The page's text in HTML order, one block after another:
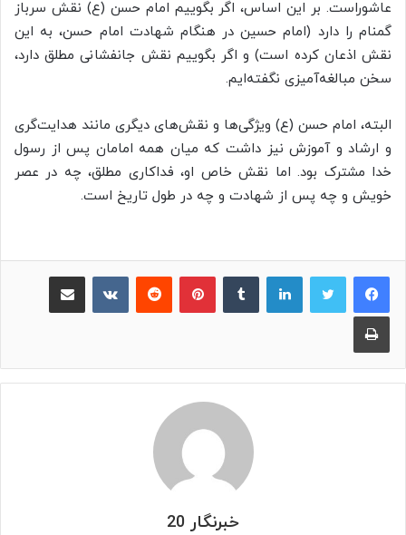
عاشوراست. بر این اساس، اگر بگوییم امام حسن (ع) نقش سرباز
گمنام را دارد (امام حسین در هنگام شهادت امام حسن، به این
نقش اذعان کرده است) و اگر بگوییم نقش جانفشانی مطلق دارد،
سخن مبالغه‌آمیزی نگفته‌ایم.
البته، امام حسن (ع) ویژگی‌ها و نقش‌های دیگری مانند هدایت‌گری
و ارشاد و آموزش نیز داشت که میان همه امامان پس از رسول
خدا مشترک بود. اما نقش خاص او، فداکاری مطلق، چه در عصر
خویش و چه پس از شهادت و چه در طول تاریخ است.
لینکدین پینترست ‫رددیت
چاپ
خبرنگار 20